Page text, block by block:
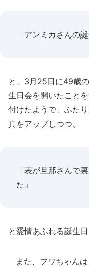
「アンミカさんの
と、3月25日に49歳
生日会を開いたこと
付けたようで、ふた
真をアップしつつ、
「表が旦那さんで
た」
と愛情あふれる誕生
また、フワちゃんは